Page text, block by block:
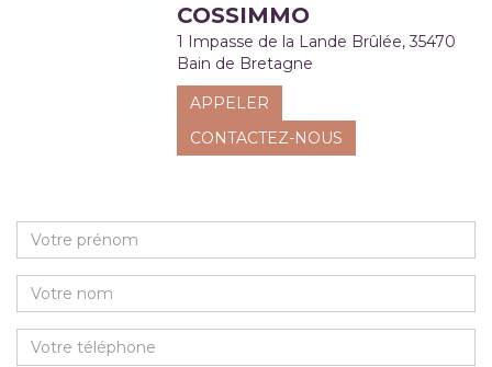
COSSIMMO
1 Impasse de la Lande Brûlée, 35470
Bain de Bretagne
APPELER
CONTACTEZ-NOUS